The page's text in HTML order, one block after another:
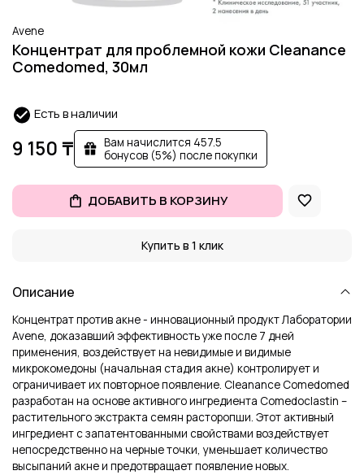
Avene
Концентрат для проблемной кожи Cleanance
Comedomed, 30мл
Есть в наличии
9 150 ₸
Вам начислится 457.5
бонусов (5%) после покупки
ДОБАВИТЬ В КОРЗИНУ
Купить в 1 клик
Описание
Концентрат против акне - инновационный продукт Лаборатории
Avene, доказавший эффективность уже после 7 дней
применения, воздействует на невидимые и видимые
микрокомедоны (начальная стадия акне) контролирует и
ограничивает их повторное появление. Cleanance Comedomed
разработан на основе активного ингредиента Comedoclastin –
растительного экстракта семян расторопши. Этот активный
ингредиент с запатентованными свойствами воздействует
непосредственно на черные точки, уменьшает количество
высыпаний акне и предотвращает появление новых.